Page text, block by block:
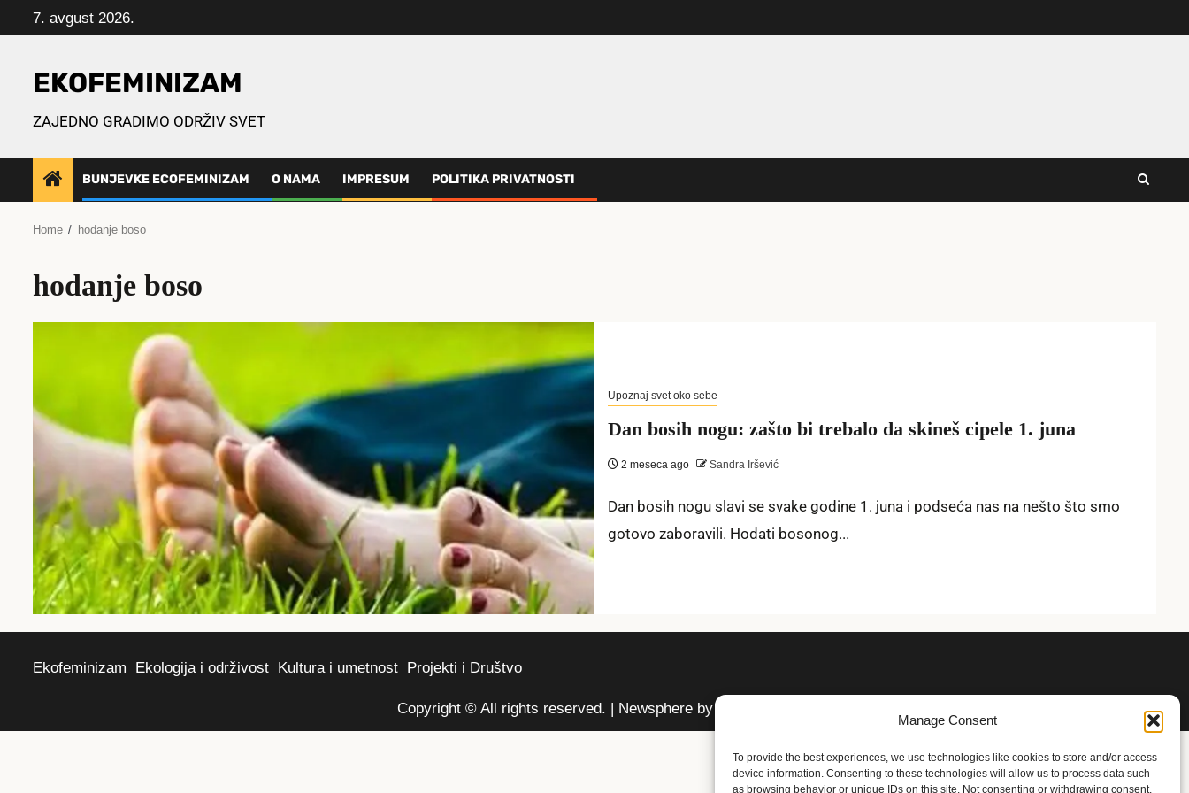
Manage Consent
To provide the best experiences, we use technologies like cookies to store and/or access
device information. Consenting to these technologies will allow us to process data such
as browsing behavior or unique IDs on this site. Not consenting or withdrawing consent,
to
7. avgust 2026.
EKOFEMINIZAM
ZAJEDNO GRADIMO ODRŽIV SVET
BUNJEVKE ECOFEMINIZAM O NAMA IMPRESUM POLITIKA PRIVATNOSTI
Home hodanje boso
hodanje boso
Upoznaj svet oko sebe
Dan bosih nogu: zašto bi trebalo da skineš cipele 1. juna
2 meseca ago Sandra Iršević
Dan bosih nogu slavi se svake godine 1. juna i podseća nas na nešto što smo
gotovo zaboravili. Hodati bosonog...
Ekofeminizam Ekologija i održivost Kultura i umetnost Projekti i Društvo
Copyright © All rights reserved. | Newsphereby AF themes.